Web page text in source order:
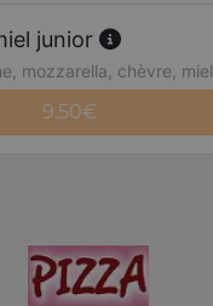
junior
mozzarella, chèvre, miel
9.50€